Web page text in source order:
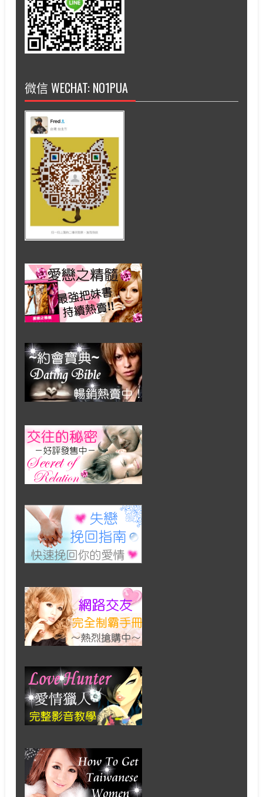
微信 WECHAT: NO1PUA